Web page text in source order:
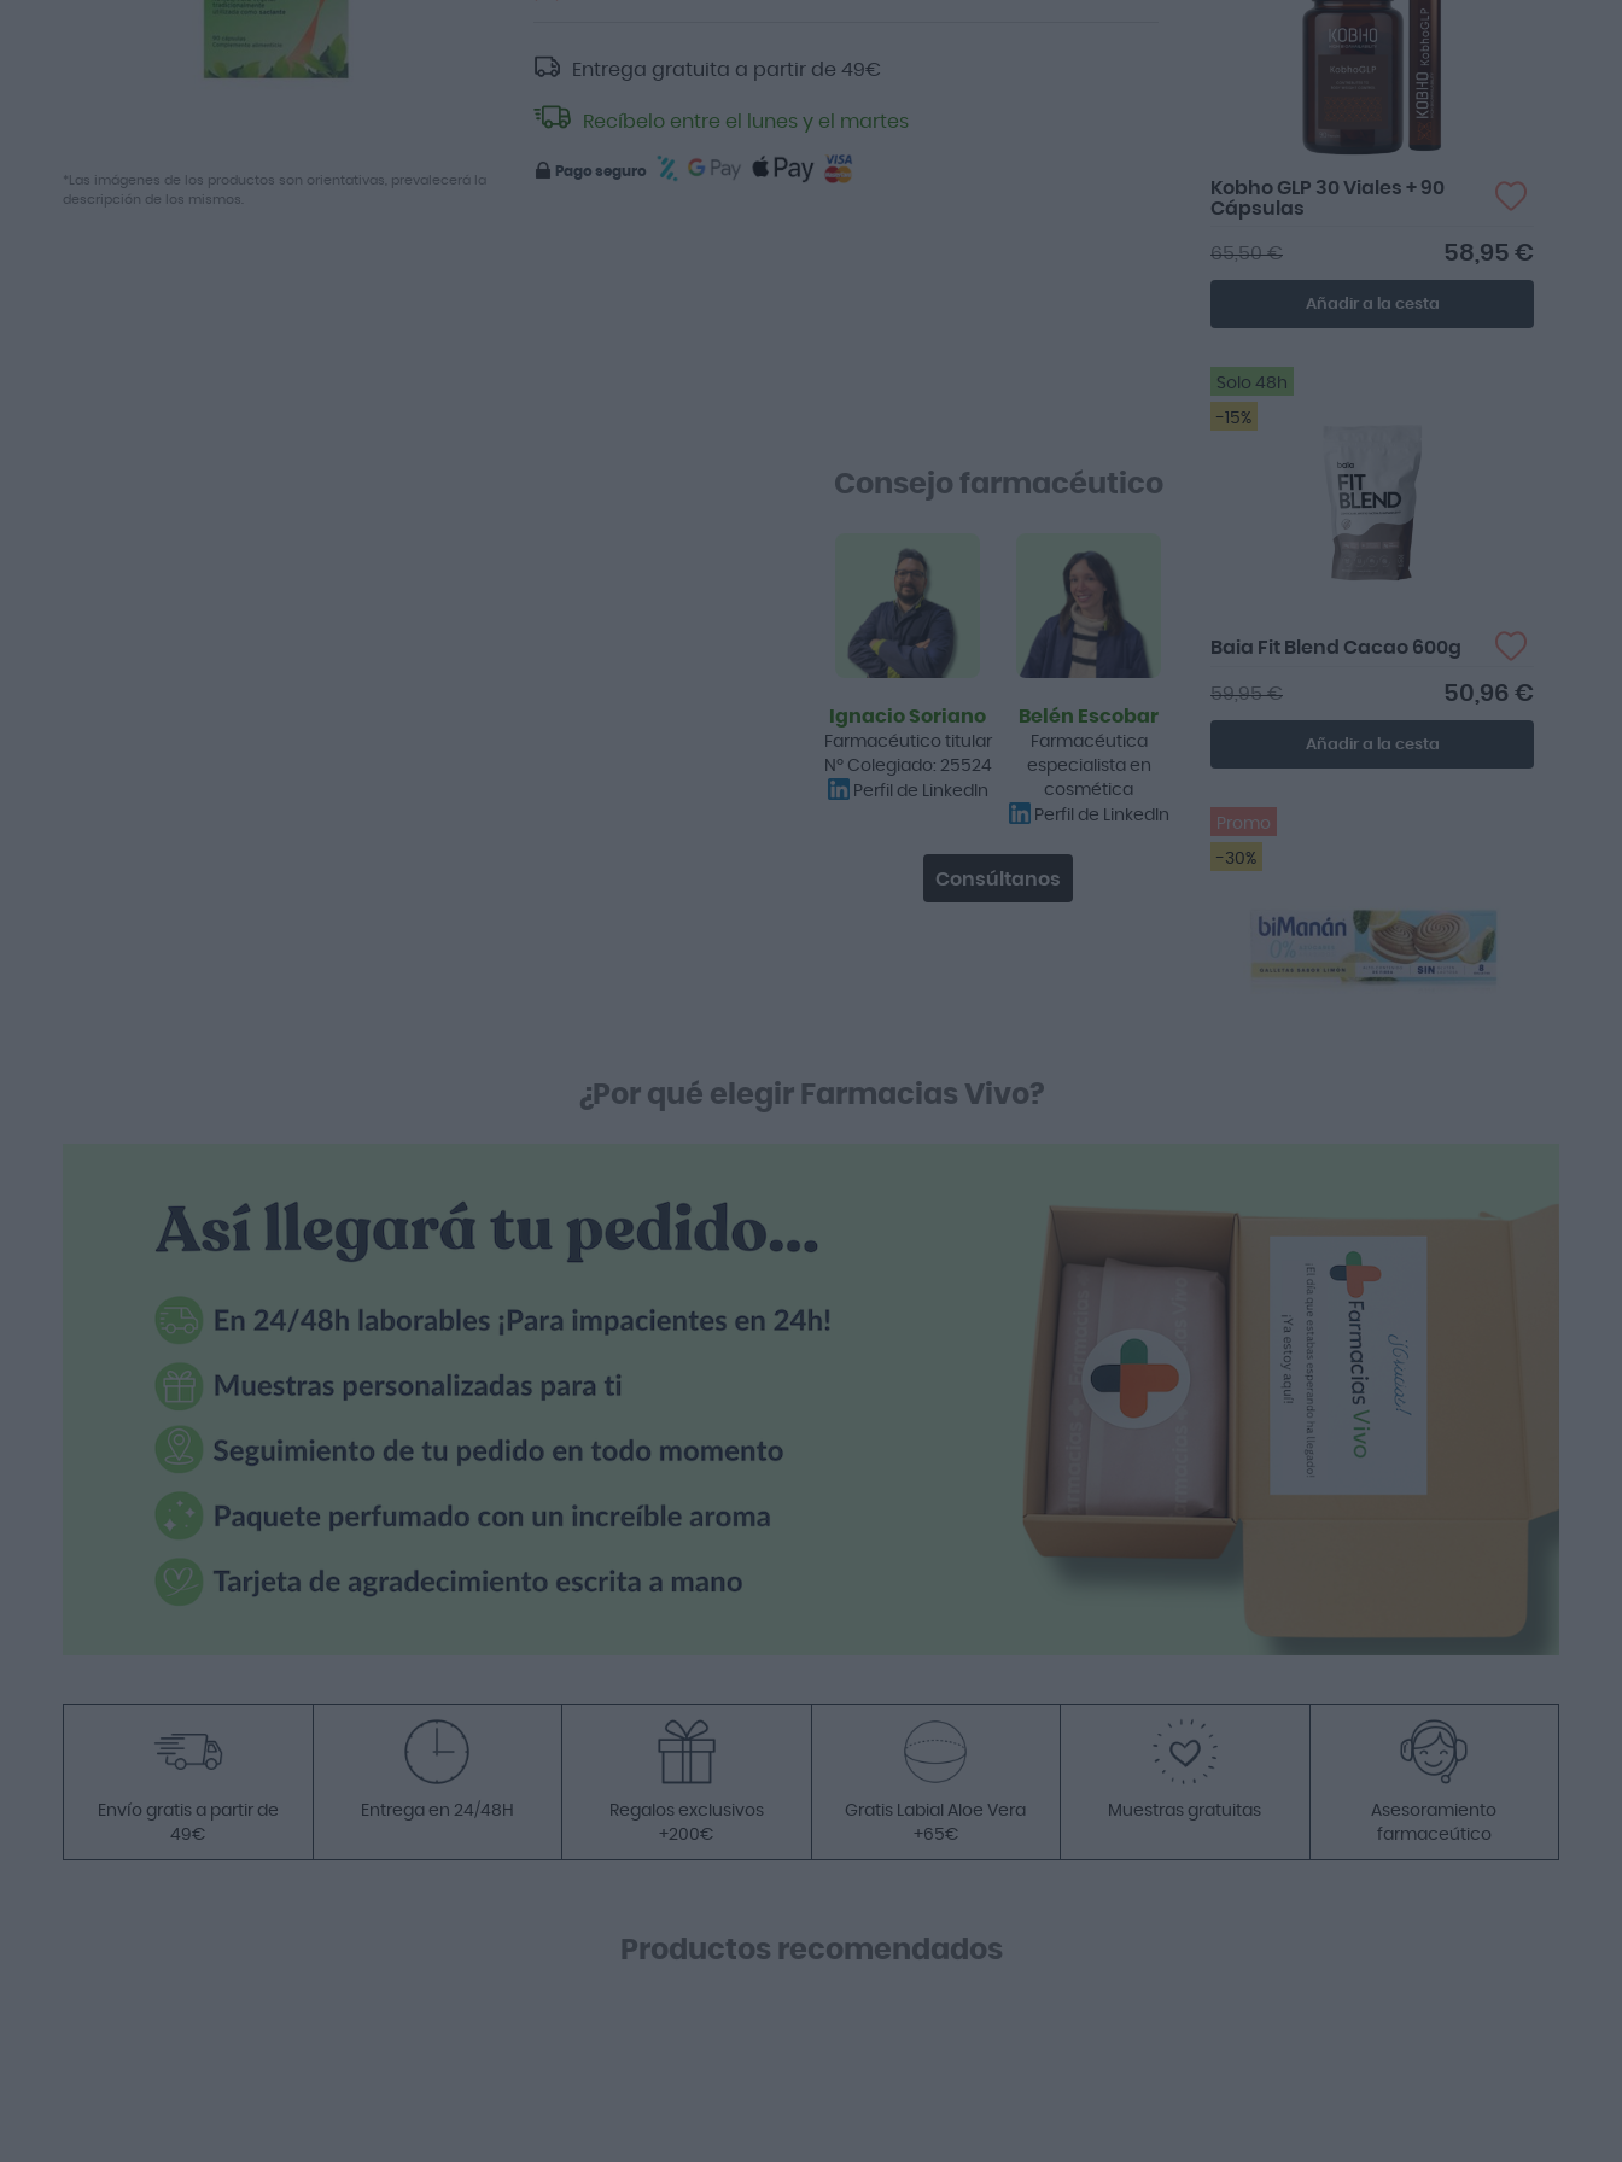
*Las imágenes de los productos son orientativas, prevalecerá la
descripción de los mismos.
Entrega gratuita a partir de49€
Recíbelo entre el lunes y el martes
Pago seguro
Kobho GLP 30 Viales + 90
Cápsulas
58,95 €
65,50 €
Añadir a la cesta
Solo 48h
-15%
Baia Fit Blend Cacao 600g
50,96 €
59,95 €
Añadir a la cesta
Promo
-30%
Me ncanta y a muy buen precio
22,22 €
30,10 €
Añadir a la cesta
-24%
Consejo farmacéutico
Ignacio Soriano
Farmacéutico titular
Nº Colegiado: 25524
Perfil de LinkedIn
Belén Escobar
Farmacéutica
especialista en
cosmética
Perfil de LinkedIn
Consúltanos
¿Por qué elegir Farmacias Vivo?
Envío gratis a partir de
49€
Entrega en 24/48H
Regalos exclusivos
+200€
Gratis Labial Aloe Vera
+65€
Muestras gratuitas
Asesoramiento
farmaceútico
Productos recomendados